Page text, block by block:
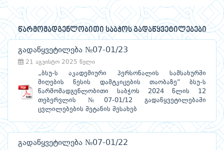
წარმომადგენლობითი საბჭოს გადაწყვეტილებები
გადაწყვეტილება №07-01/23
21 აგვისტო 2025 წელი
„ბსუ-ს აკადემიური პერსონალის სამსახურში
მიღების წესის დამტკიცების თაობაზე“ ბსუ-ს
წარმომადგენლობითი საბჭოს 2024 წლის 12
თებერვლის №07-01/12 გადაწყვეტილებაში
ცვლილებების შეტანის შესახებ
გადაწყვეტილება №07-01/22